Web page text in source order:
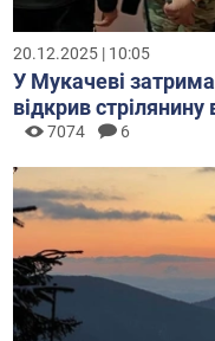
20.12.2025 | 10:05
У Мукачеві
відкрив
7074 6